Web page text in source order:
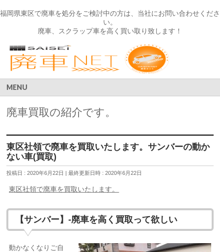
福岡県東区で廃車を処分をご検討中の方は、当社にお問い合わせくださ
い。
廃車、スクラップ車を高く買い取り致します！
MENU
廃車買取の紹介です。
東区社領で廃車を買取いたします。サンバーの動か
ない車(買取)
投稿日 : 2020年6月22日 最終更新日時 : 2020年6月22日
東区社領で廃車を買取いたします。
【サンバー】-廃車を高く買取って欲しい
動かなくなりご自